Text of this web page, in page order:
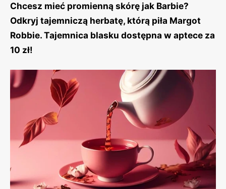
Chcesz mieć promienną skórę jak Barbie?
Odkryj tajemniczą herbatę, którą piła Margot
Robbie. Tajemnica blasku dostępna w aptece za
10 zł!